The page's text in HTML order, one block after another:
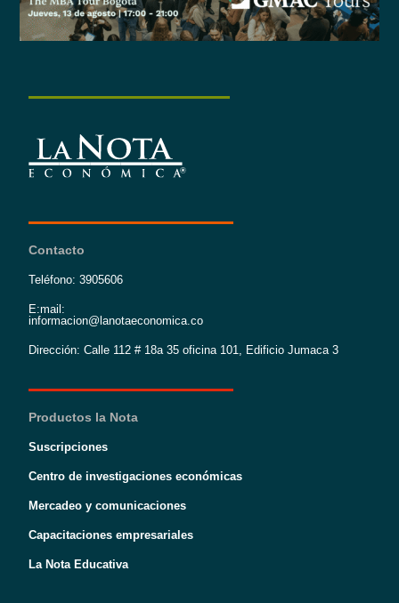
Contacto
Teléfono: 3905606
E:mail:
informacion@lanotaeconomica.co
Dirección: Calle 112 # 18a 35 oficina 101, Edificio Jumaca 3
Productos la Nota
Suscripciones
Centro de investigaciones económicas
Mercadeo y comunicaciones
Capacitaciones empresariales
La Nota Educativa